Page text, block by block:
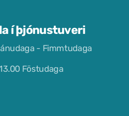
í þjónustuveri
- Fimmtudaga
Föstudaga